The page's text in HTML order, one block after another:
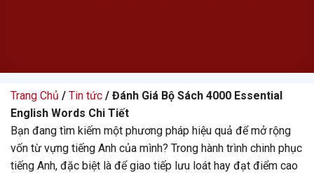
Trang Chủ / Tin tức / Đánh Giá Bộ Sách 4000 Essential
English Words Chi Tiết
Bạn đang tìm kiếm một phương pháp hiệu quả để mở rộng
vốn từ vựng tiếng Anh của mình? Trong hành trình chinh phục
tiếng Anh, đặc biệt là để giao tiếp lưu loát hay đạt điểm cao